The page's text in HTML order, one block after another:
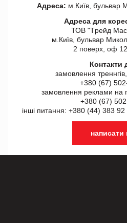
Адреса: м.Київ, бульвар
Адреса для
ТОВ "Tрейд
м.Київ, бульвар
2 поверх, оф
Контакти
замовлення
+380 (67)
замовлення реклами на
+380 (67) 502
інші питання: +380 (44) 383
написати